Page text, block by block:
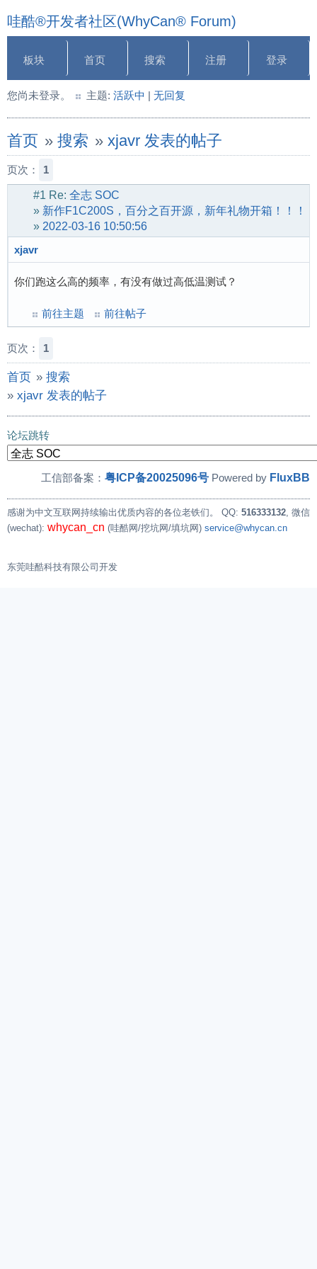
哇酷®开发者社区(WhyCan® Forum)
板块 首页 搜索 注册 登录
您尚未登录。 主题: 活跃中 | 无回复
首页 » 搜索 » xjavr 发表的帖子
页次： 1
#1 Re: 全志 SOC
» 新作F1C200S，百分之百开源，新年礼物开箱！！！
» 2022-03-16 10:50:56
xjavr
你们跑这么高的频率，有没有做过高低温测试？
前往主题 前往帖子
页次： 1
首页 » 搜索
» xjavr 发表的帖子
论坛跳转
工信部备案： 粤ICP备20025096号 Powered by FluxBB
感谢为中文互联网持续输出优质内容的各位老铁们。 QQ: 516333132, 微信
(wechat): whycan_cn (哇酷网/挖坑网/填坑网) service@whycan.cn
东莞哇酷科技有限公司开发